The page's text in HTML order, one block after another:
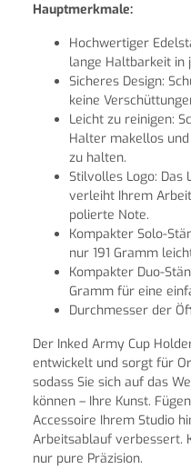
Hauptmerkmale:
Hochwertiger
lange Haltbarkeit in
Sicheres Design:
keine
Leicht zu reinigen:
Halter makellos
zu halten.
Stilvolles Logo: Das
verleiht Ihrem
polierte Note.
Kompakter Solo-
nur 191 Gramm
Kompakter Duo-
Gramm für eine
Durchmesser der
Der Inked Army Cup
entwickelt und sorgt für
sodass Sie sich auf das
können – Ihre Kunst.
Accessoire Ihrem Studio
Arbeitsablauf verbessert.
nur pure Präzision.